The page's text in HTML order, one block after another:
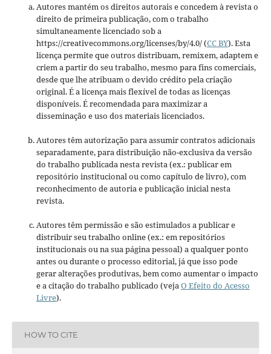
Autores mantém os direitos autorais e concedem à revista o
direito de primeira publicação, com o trabalho
simultaneamente licenciado sob a
https://creativecommons.org/licenses/by/4.0/ (CC BY). Esta
licença permite que outros distribuam, remixem, adaptem e
criem a partir do seu trabalho, mesmo para fins comerciais,
desde que lhe atribuam o devido crédito pela criação
original. É a licença mais flexível de todas as licenças
disponíveis. É recomendada para maximizar a
disseminação e uso dos materiais licenciados.
Autores têm autorização para assumir contratos adicionais
separadamente, para distribuição não-exclusiva da versão
do trabalho publicada nesta revista (ex.: publicar em
repositório institucional ou como capítulo de livro), com
reconhecimento de autoria e publicação inicial nesta
revista.
Autores têm permissão e são estimulados a publicar e
distribuir seu trabalho online (ex.: em repositórios
institucionais ou na sua página pessoal) a qualquer ponto
antes ou durante o processo editorial, já que isso pode
gerar alterações produtivas, bem como aumentar o impacto
e a citação do trabalho publicado (vejaO Efeito do Acesso
Livre).
HOW TO CITE